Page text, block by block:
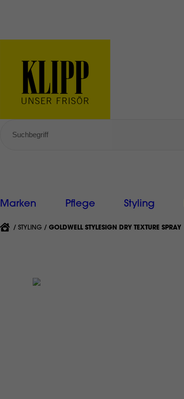
Marken Pflege Styling
STYLING {'CURRENT'|T}:
GOLDWELL STYLESIGN DRY TEXTURE SPRAY